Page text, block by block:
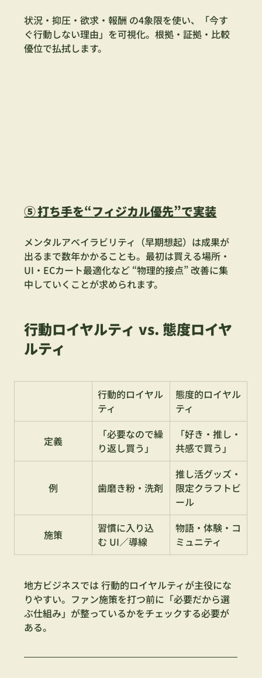
状況・抑圧・欲求・報酬 の4象限を使い、「今す
ぐ行動しない理由」を可視化。根拠・証拠・比較
優位で払拭します。
⑤ 打ち手を“フィジカル優先”で実装
メンタルアベイラビリティ（早期想起）は成果が
出るまで数年かかることも。最初は買える場所・
UI・ECカート最適化など “物理的接点” 改善に集
中していくことが求められます。
行動ロイヤルティ vs. 態度ロイヤ
ルティ
行動的ロイヤル
ティ
態度的ロイヤル
ティ
定義
「必要なので繰
り返し買う」
「好き・推し・
共感で買う」
例 歯磨き粉・洗剤
推し活グッズ・
限定クラフトビ
ール
施策
習慣に入り込
む UI／導線
物語・体験・コ
ミュニティ
地方ビジネスでは 行動的ロイヤルティが主役にな
りやすい。ファン施策を打つ前に「必要だから選
ぶ仕組み」が整っているかをチェックする必要が
ある。